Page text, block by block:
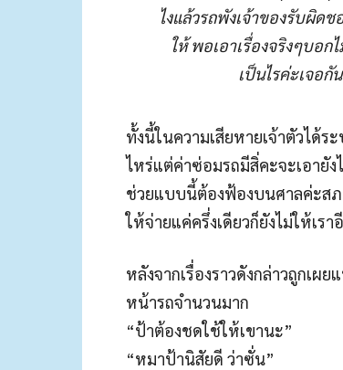
ไงแล้วรถพังเจ้าของรับผิด
ให้ พอเอาเรื่องจริงๆบอ
เป็นไรค่ะเจอ
ทั้งนี้ในความเสียหายเจ้าตัวได้
ไหร่แต่ค่าซ่อมรถมีสิ่คะจะเอายั
ช่วยแบบนี้ต้องฟ้องบนศาลค่ะสภ
ให้จ่ายแค่ครึ่งเดียวก็ยังไม่ให้เร
หลังจากเรื่องราวดังกล่าวถูกเผ
หน้ารถจำนวนมาก
“ป้าต้องชดใช้ให้เขานะ”
“หมาป้านิสัยดี ว่าซั่น”